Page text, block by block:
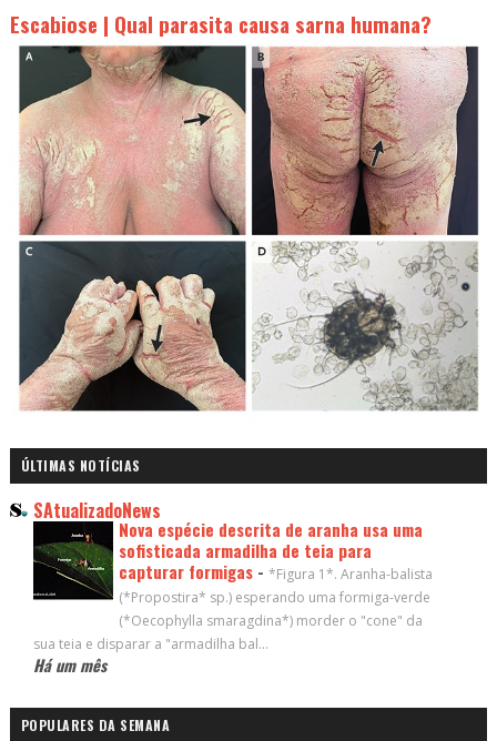
Escabiose | Qual parasita causa sarna humana?
ÚLTIMAS NOTÍCIAS
SAtualizadoNews
Nova espécie descrita de aranha usa uma
sofisticada armadilha de teia para
capturar formigas - *Figura 1*. Aranha-balista
(*Propostira* sp.) esperando uma formiga-verde
(*Oecophylla smaragdina*) morder o "cone" da
sua teia e disparar a "armadilha bal...
Há um mês
POPULARES DA SEMANA